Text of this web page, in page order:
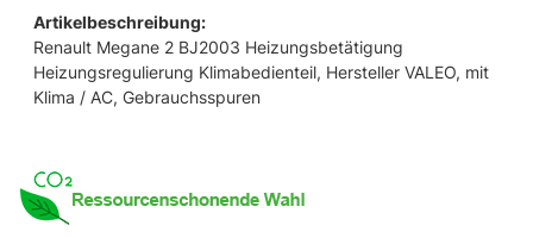
Artikelbeschreibung:
Renault Megane 2 BJ2003 Heizungsbetätigung
Heizungsregulierung Klimabedienteil, Hersteller VALEO, mit
Klima / AC, Gebrauchsspuren